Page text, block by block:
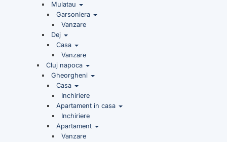
Mulatau
Garsoniera
Vanzare
Dej
Casa
Vanzare
Cluj napoca
Gheorgheni
Casa
Inchiriere
Apartament in casa
Inchiriere
Apartament
Vanzare